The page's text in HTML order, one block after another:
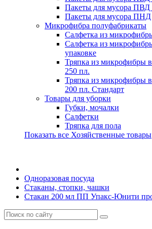
Пакеты для мусора ПВД
Пакеты для мусора ПНД
Микрофибра полуфабрикаты
Салфетка из
Салфетка из
упаковке
Тряпка из микрофибры
250 пл.
Тряпка из микрофибры
200 пл. Стандарт
Товары для уборки
Губки, мочалки
Салфетки
Тряпка для пола
Показать все Хозяйственные товары
Одноразовая посуда
Стаканы, стопки, чашки
Стакан 200 мл ПП Упакс-Юнити